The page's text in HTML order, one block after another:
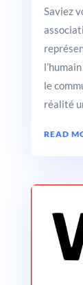
Saviez
le
réalité
READ